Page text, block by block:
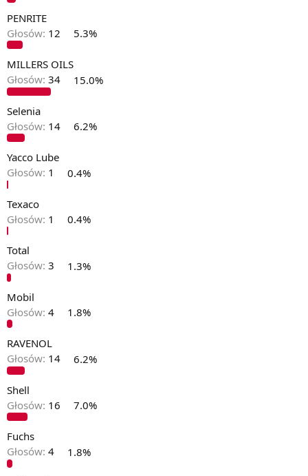
PENRITE
Głosów: 12 5.3%
MILLERS OILS
Głosów: 34 15.0%
Selenia
Głosów: 14 6.2%
Yacco Lube
Głosów: 1 0.4%
Texaco
Głosów: 1 0.4%
Total
Głosów: 3 1.3%
Mobil
Głosów: 4 1.8%
RAVENOL
Głosów: 14 6.2%
Shell
Głosów: 16 7.0%
Fuchs
Głosów: 4 1.8%